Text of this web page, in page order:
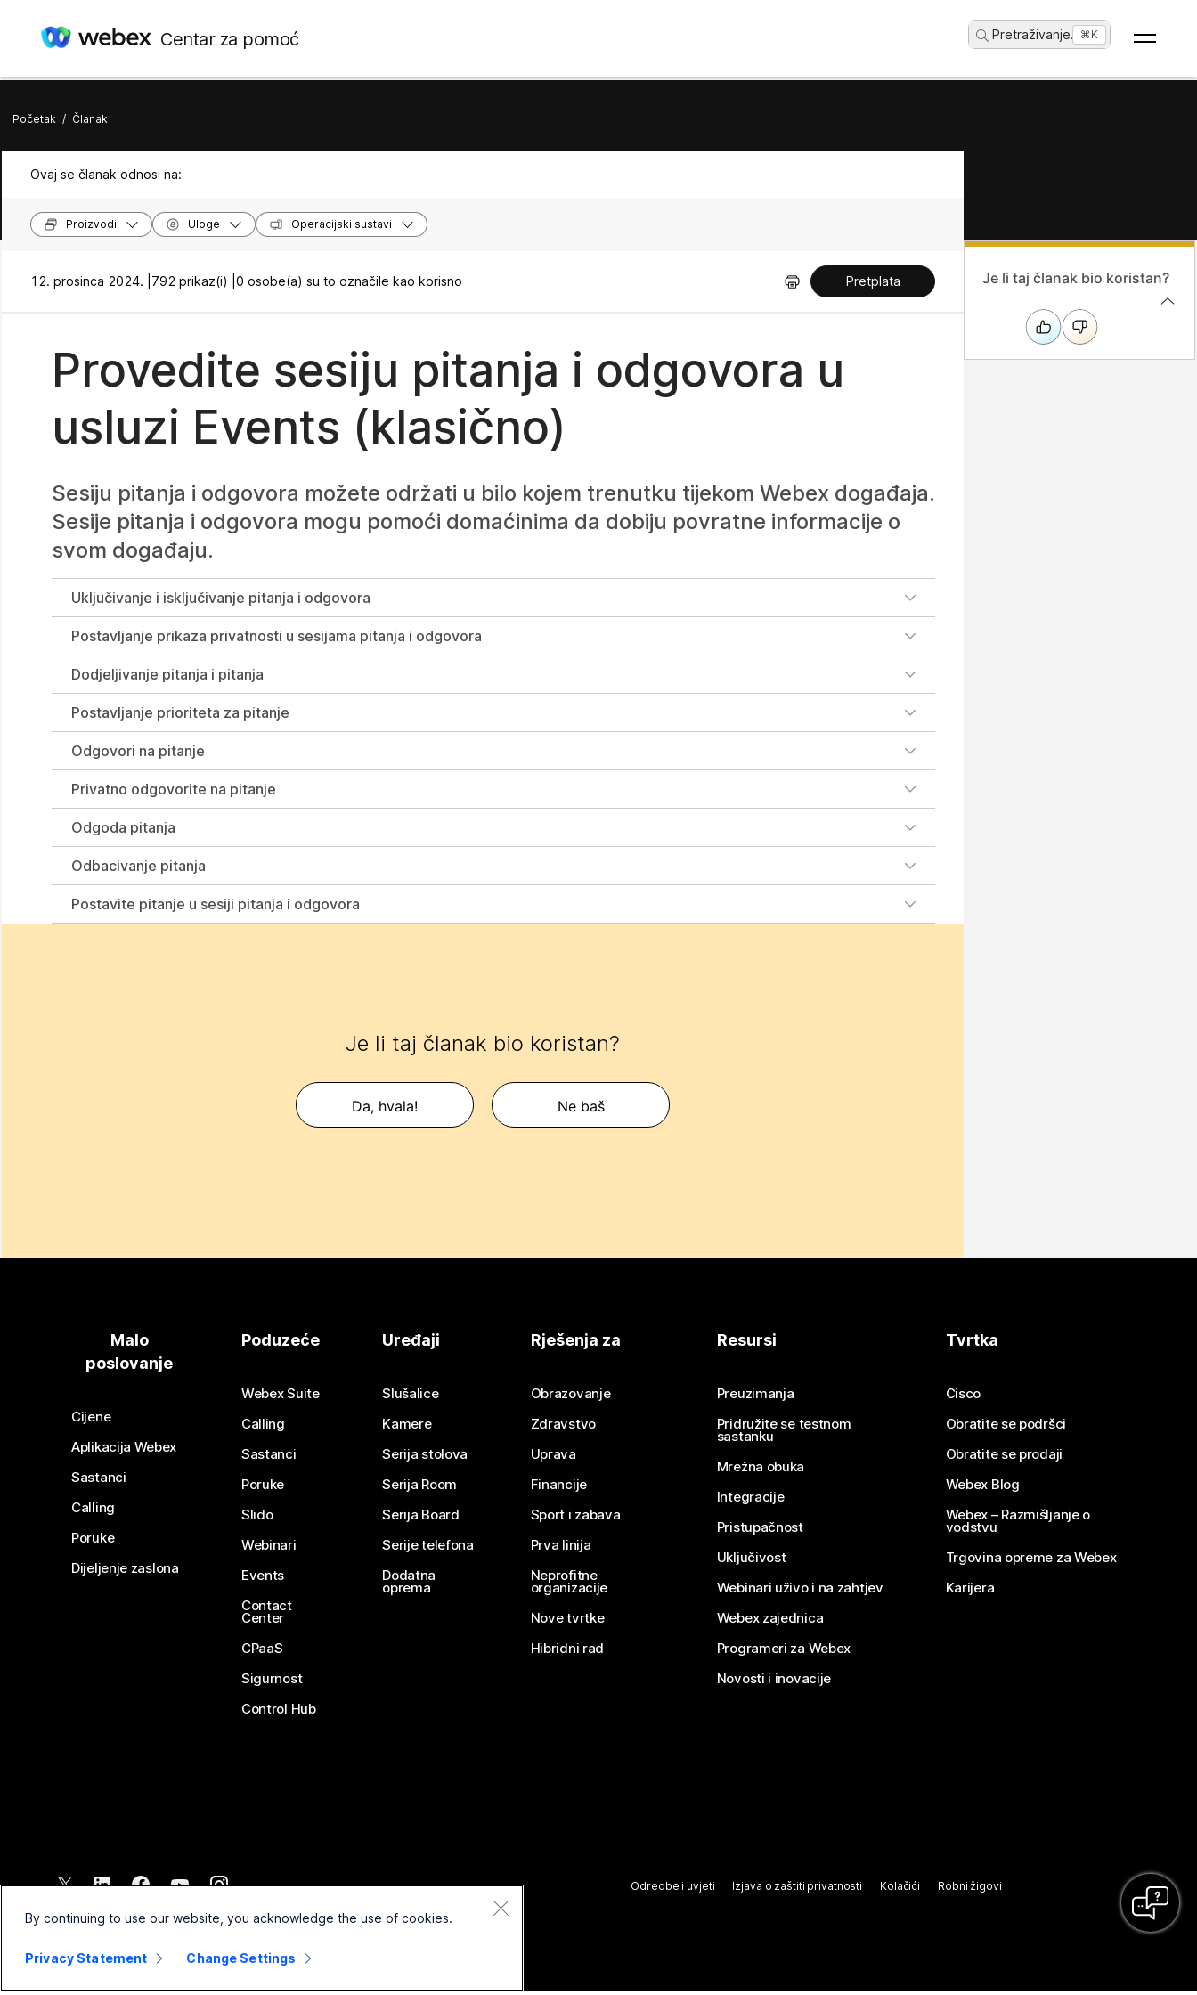
Centar za pomoć Pretraživanje... ⌘K
Početak / Članak
Ovaj se članak odnosi na:
Proizvodi Uloge Operacijski sustavi
12. prosinca 2024. | 792 prikaz(i) | 0 osobe(a) su to označile kao korisno Pretplata
Provedite sesiju pitanja i odgovora u
usluzi Events (klasično)
Sesiju pitanja i odgovora možete održati u bilo kojem trenutku tijekom Webex događaja.
Sesije pitanja i odgovora mogu pomoći domaćinima da dobiju povratne informacije o
svom događaju.
Uključivanje i isključivanje pitanja i odgovora
Postavljanje prikaza privatnosti u sesijama pitanja i odgovora
Dodjeljivanje pitanja i pitanja
Postavljanje prioriteta za pitanje
Odgovori na pitanje
Privatno odgovorite na pitanje
Odgoda pitanja
Odbacivanje pitanja
Postavite pitanje u sesiji pitanja i odgovora
Je li taj članak bio koristan?
Da, hvala! Ne baš
Je li taj članak bio koristan?
Malo
poslovanje
Cijene
Aplikacija Webex
Sastanci
Calling
Poruke
Dijeljenje zaslona
Poduzeće
Webex Suite
Calling
Sastanci
Poruke
Slido
Webinari
Events
Contact
Center
CPaaS
Sigurnost
Control Hub
Uređaji
Slušalice
Kamere
Serija stolova
Serija Room
Serija Board
Serije telefona
Dodatna
oprema
Rješenja za
Obrazovanje
Zdravstvo
Uprava
Financije
Sport i zabava
Prva linija
Neprofitne
organizacije
Nove tvrtke
Hibridni rad
Resursi
Preuzimanja
Pridružite se testnom
sastanku
Mrežna obuka
Integracije
Pristupačnost
Uključivost
Webinari uživo i na zahtjev
Webex zajednica
Programeri za Webex
Novosti i inovacije
Tvrtka
Cisco
Obratite se podršci
Obratite se prodaji
Webex Blog
Webex – Razmišljanje o
vodstvu
Trgovina opreme za Webex
Karijera
2026 Cisco i/ili njegova povezana društva. Sva prava pridržana.
Odredbe i uvjeti Izjava o zaštiti privatnosti Kolačići Robni žigovi
By continuing to use our website, you acknowledge the use of cookies.
Privacy Statement Change Settings